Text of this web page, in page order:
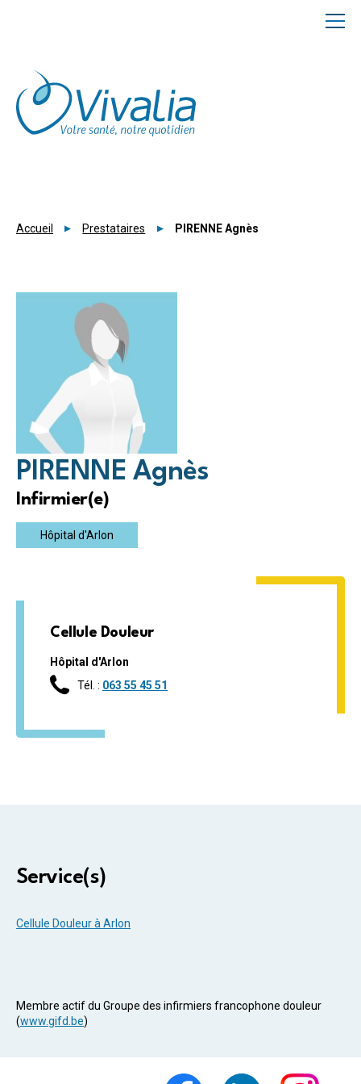
Accueil Prestataires PIRENNE Agnès
PIRENNE Agnès
Infirmier(e)
Hôpital d'Arlon
Cellule Douleur
Hôpital d'Arlon
Tél. : 063 55 45 51
Service(s)
Cellule Douleur à Arlon
Membre actif du Groupe des infirmiers francophone douleur
(www.gifd.be)